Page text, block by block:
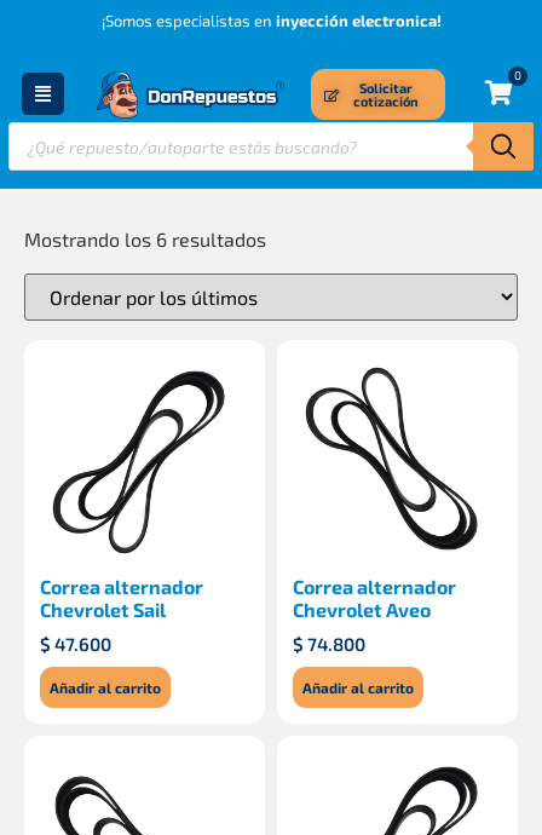
¡Somos especialistas en inyección electronica!
Solicitar
cotización
0
Mostrando los 6 resultados
Correa alternador
Chevrolet Sail
$ 47.600
Añadir al carrito
Correa alternador
Chevrolet Aveo
$ 74.800
Añadir al carrito